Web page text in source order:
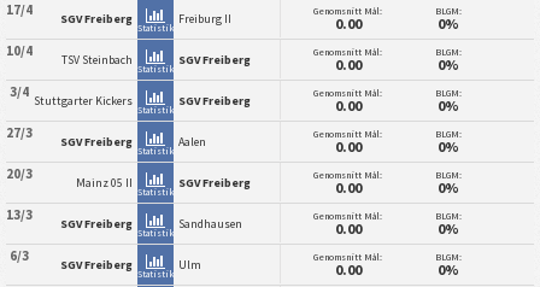
17/4 SGV Freiberg
Statistik
Freiburg II Genomsnitt Mål:
0.00
BLGM:
0%
10/4 TSV Steinbach
Statistik
SGV Freiberg Genomsnitt Mål:
0.00
BLGM:
0%
3/4 Stuttgarter Kickers
Statistik
SGV Freiberg Genomsnitt Mål:
0.00
BLGM:
0%
27/3 SGV Freiberg
Statistik
Aalen Genomsnitt Mål:
0.00
BLGM:
0%
20/3 Mainz 05 II
Statistik
SGV Freiberg Genomsnitt Mål:
0.00
BLGM:
0%
13/3 SGV Freiberg
Statistik
Sandhausen Genomsnitt Mål:
0.00
BLGM:
0%
6/3 SGV Freiberg
Statistik
Ulm Genomsnitt Mål:
0.00
BLGM:
0%